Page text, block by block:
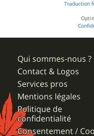
Traduction
Qui sommes-nous ?
Contact & Logos
Services pros
Mentions légales
Politique de
confidentialité
Consentement /